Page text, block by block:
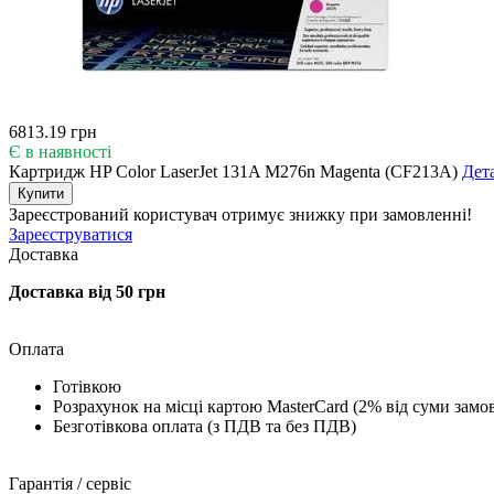
6813.19 грн
Є в наявності
Картридж HP Color LaserJet 131A M276n Magenta (CF213A)
Купити
Зареєстрований користувач отримує знижку при замовленні!
Зареєструватися
Доставка
Доставка від 50 грн
Оплата
Готівкою
Розрахунок на місці картою MasterCard (2% від суми
Безготівкова оплата (з ПДВ та без ПДВ)
Гарантія / сервіс